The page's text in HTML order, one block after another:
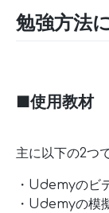
勉強方法
■使用教材
主に以下の2つ
・Udemyのビ
・Udemyの模